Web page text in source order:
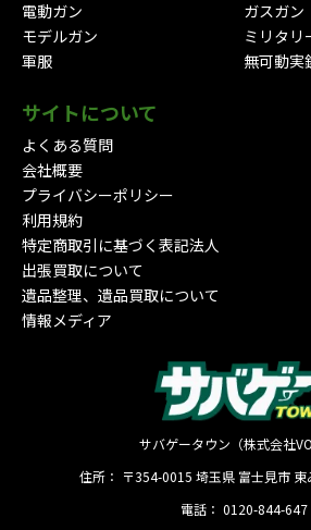
電動ガン
ガスガン
モデルガン
ミリタリ
軍服
無可動実
サイトについて
よくある質問
会社概要
プライバシーポリシー
利用規約
特定商取引に基づく表記法人
出張買取について
遺品整理、遺品買取について
情報メディア
サバゲータウン（株式会社
住所： 〒354-0015 埼玉県 富士見市 東
電話： 0120-844-647